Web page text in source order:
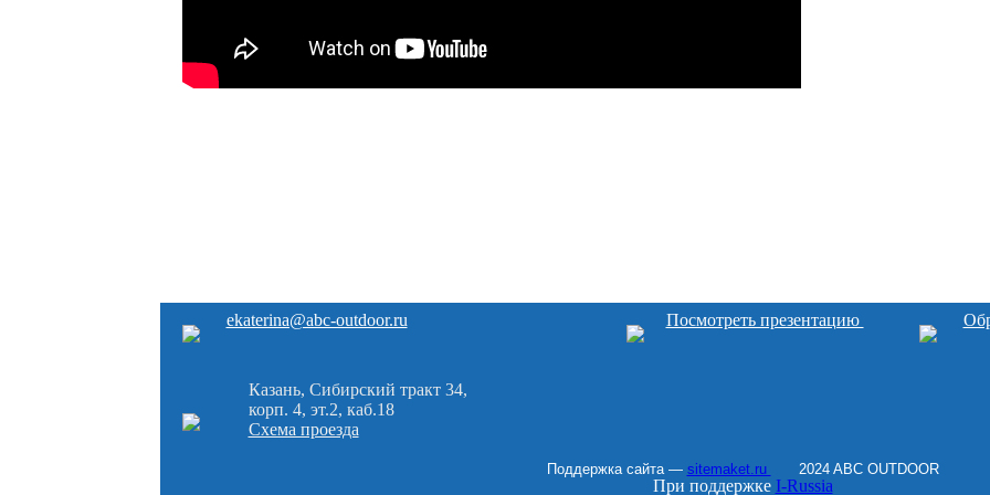
ekaterina@abc-outdoor.ru Посмотреть презентацию
Казань, Сибирский тракт 34,
корп. 4, эт.2, каб.18
Схема проезда
Поддержка сайта — sitemaket.ru 2024 ABC OUTDOOR
При поддержке I-Russia